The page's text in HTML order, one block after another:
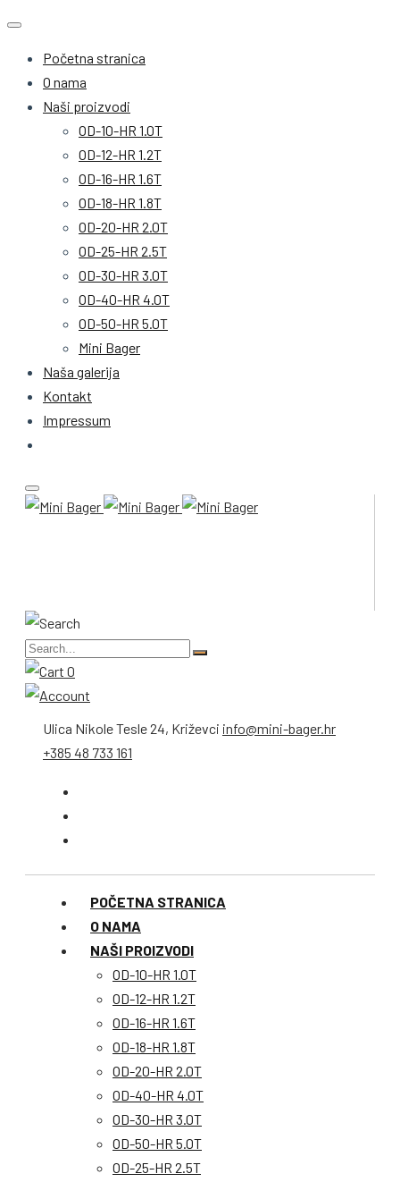
Početna stranica
O nama
Naši proizvodi
OD-10-HR 1.0T
OD-12-HR 1.2T
OD-16-HR 1.6T
OD-18-HR 1.8T
OD-20-HR 2.0T
OD-25-HR 2.5T
OD-30-HR 3.0T
OD-40-HR 4.0T
OD-50-HR 5.0T
Mini Bager
Naša galerija
Kontakt
Impressum
0
Ulica Nikole Tesle 24, Križevci info@mini-bager.hr
+385 48 733 161
POČETNA STRANICA
O NAMA
NAŠI PROIZVODI
OD-10-HR 1.0T
OD-12-HR 1.2T
OD-16-HR 1.6T
OD-18-HR 1.8T
OD-20-HR 2.0T
OD-40-HR 4.0T
OD-30-HR 3.0T
OD-50-HR 5.0T
OD-25-HR 2.5T